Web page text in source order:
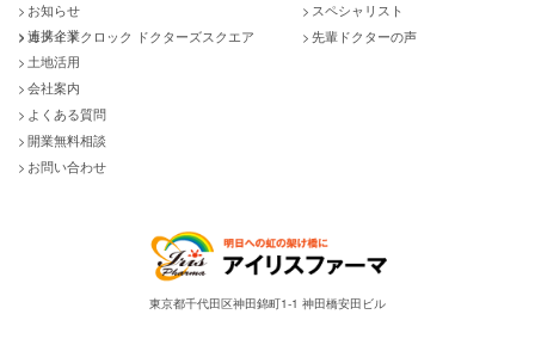
お知らせ
カメイドクロック ドクターズスクエア
スペシャリスト
先輩ドクターの声
連携企業
土地活用
会社案内
よくある質問
開業無料相談
お問い合わせ
東京都千代田区神田錦町1-1 神田橋安田ビル